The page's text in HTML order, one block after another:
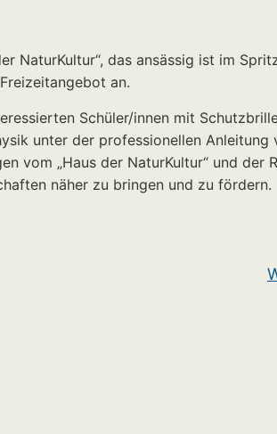
NaturKultur“, das ansässig ist im
an.
Schüler/innen mit
unter der professionellen Anleitung
vom „Haus der NaturKultur“ und der
näher zu bringen und zu fördern.